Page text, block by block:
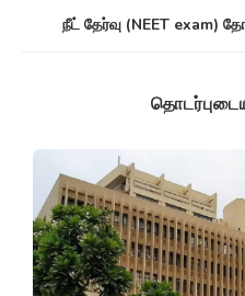
நீட் தேர்வு (NEET exam)